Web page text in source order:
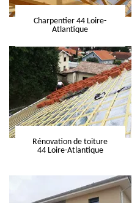
Charpentier 44 Loire-
Atlantique
Rénovation de toiture
44 Loire-Atlantique